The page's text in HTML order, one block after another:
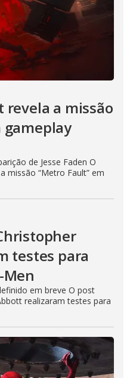
revela a missão
gameplay
de Jesse Faden O
missão “Metro Fault” em
testes para
Men
em breve O post
realizaram testes para